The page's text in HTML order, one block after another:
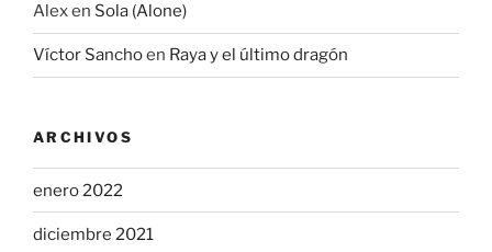
Alexen Sola (Alone)
Víctor Sanchoen Raya y el último dragón
ARCHIVOS
enero 2022
diciembre 2021